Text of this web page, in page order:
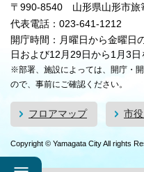
〒990-8540 山形県山形市旅
代表電話：023-641-1212
開庁時間：月曜日から金曜日
日および12月29日から1月3日
※部署、施設によっては、開庁・
ので、事前にご確認ください。
フロアマップ 市
Copyright © Yamagata City All rights